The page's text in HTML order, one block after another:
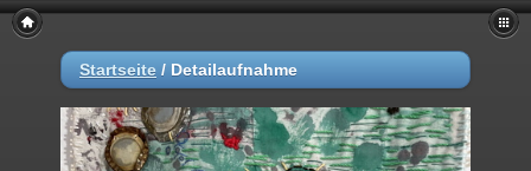
Startseite / Detailaufnahme